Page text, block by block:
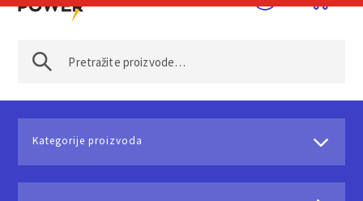
Kategorije proizvoda